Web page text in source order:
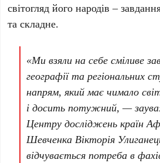
світогляд його народів –
та складне.
«Ми взяли на себе сміливе
географії та регіональних
напрям, який має чимало
і досить потужний, —
Центру досліджень країн
Шевченка Вікторія
відчувається потреба в